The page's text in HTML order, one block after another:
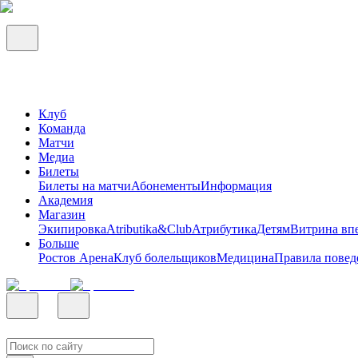
Клуб
Команда
Матчи
Медиа
Билеты
Билеты на матчиАбонементыИнформация
Академия
Магазин
ЭкипировкаAtributika&ClubАтрибутикаДетямВитрина
Больше
Ростов АренаКлуб болельщиковМедицинаПравила